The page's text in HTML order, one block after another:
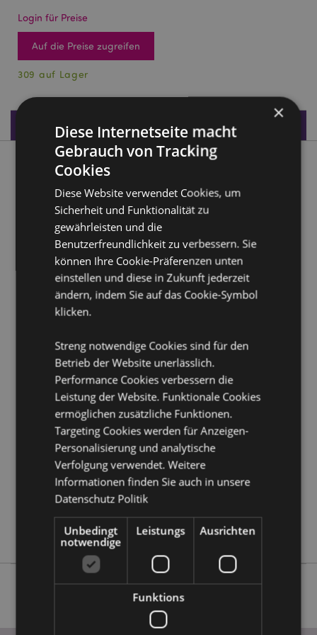
Login für Preise
Auf die Preise zugreifen
309 auf Lager
Produktdaten
Produktbeschreibung
Sandgefüllte Schildkröte 22cm
Material:Stoff und Sand
CE gekennzeichnet:Ja
Empfohlenes Alter:3+
Produkttressourcen:
Möchten Sie mehr über den Einkauf bei Puckator
Kundeninformationen.
Produktattribute
Information
Länge 22cm
5055071502231
12
1.227000
Keine
×
Diese Internetseite macht
Gebrauch von Tracking
Cookies
Diese Website verwendet Cookies, um
Sicherheit und Funktionalität zu
gewährleisten und die
Benutzerfreundlichkeit zu verbessern. Sie
können Ihre Cookie-Präferenzen unten
einstellen und diese in Zukunft jederzeit
ändern, indem Sie auf das Cookie-Symbol
klicken.
Streng notwendige Cookies sind für den
Betrieb der Website unerlässlich.
Performance Cookies verbessern die
Leistung der Website. Funktionale Cookies
ermöglichen zusätzliche Funktionen.
Targeting Cookies werden für Anzeigen-
Personalisierung und analytische
Verfolgung verwendet. Weitere
Informationen finden Sie auch in unsere
Datenschutz Politik
Unbedingt
notwendige
Leistungs Ausrichten
Funktions